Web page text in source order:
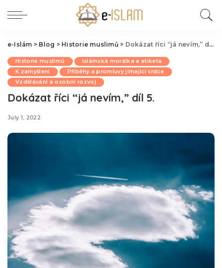
e-Islám > Blog > Historie muslimů> Dokázat říci “já nevím,” díl 5.
Historie muslimů
Islámská morálka a etiketa
K zamyšlení
Příběhy a promluvy jímající srdce
Vzdělávání a osobní rozvoj
Dokázat říci “já nevím,” díl 5.
July 1, 2022